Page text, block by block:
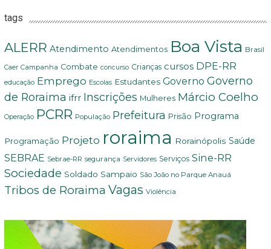
tags
ALERR Atendimento Atendimentos Boa Vista Brasil
Caer Campanha Combate concurso Crianças cursos DPE-RR
educação Emprego Escolas Estudantes Governo Governo
de Roraima ifrr Inscrições Mulheres Márcio Coelho
Operação PCRR População Prefeitura Prisão Programa
Programação Projeto roraima Rorainópolis Saúde
SEBRAE Sebrae-RR segurança Servidores Serviços Sine-RR
Sociedade Soldado Sampaio São João no Parque Anauá
Tribos de Roraima Vagas Violência